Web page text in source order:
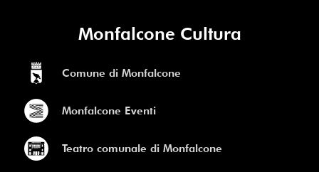
Monfalcone Cultura
Comune di Monfalcone
Monfalcone Eventi
Teatro comunale di Monfalcone